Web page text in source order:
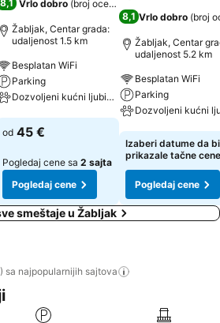
8,1 Vrlo dobro (broj ocena: 605
Žabljak, Centar grada:
udaljenost 1.5 km
Besplatan WiFi
Parking
Dozvoljeni kućni ljubimci
Pogledaj cene
od 45 €
Pogledaj cene sa 2 sajta
Pogledaj cene
8,1 Vrlo dobro (broj
Žabljak, Centar
udaljenost 5.2 km
Besplatan WiFi
Parking
Pogledaj cene
Izaberi datume da
prikazale tačne cene
Pogledaj cene
smeštaje u Žabljak
sa najpopularnijih sajtova